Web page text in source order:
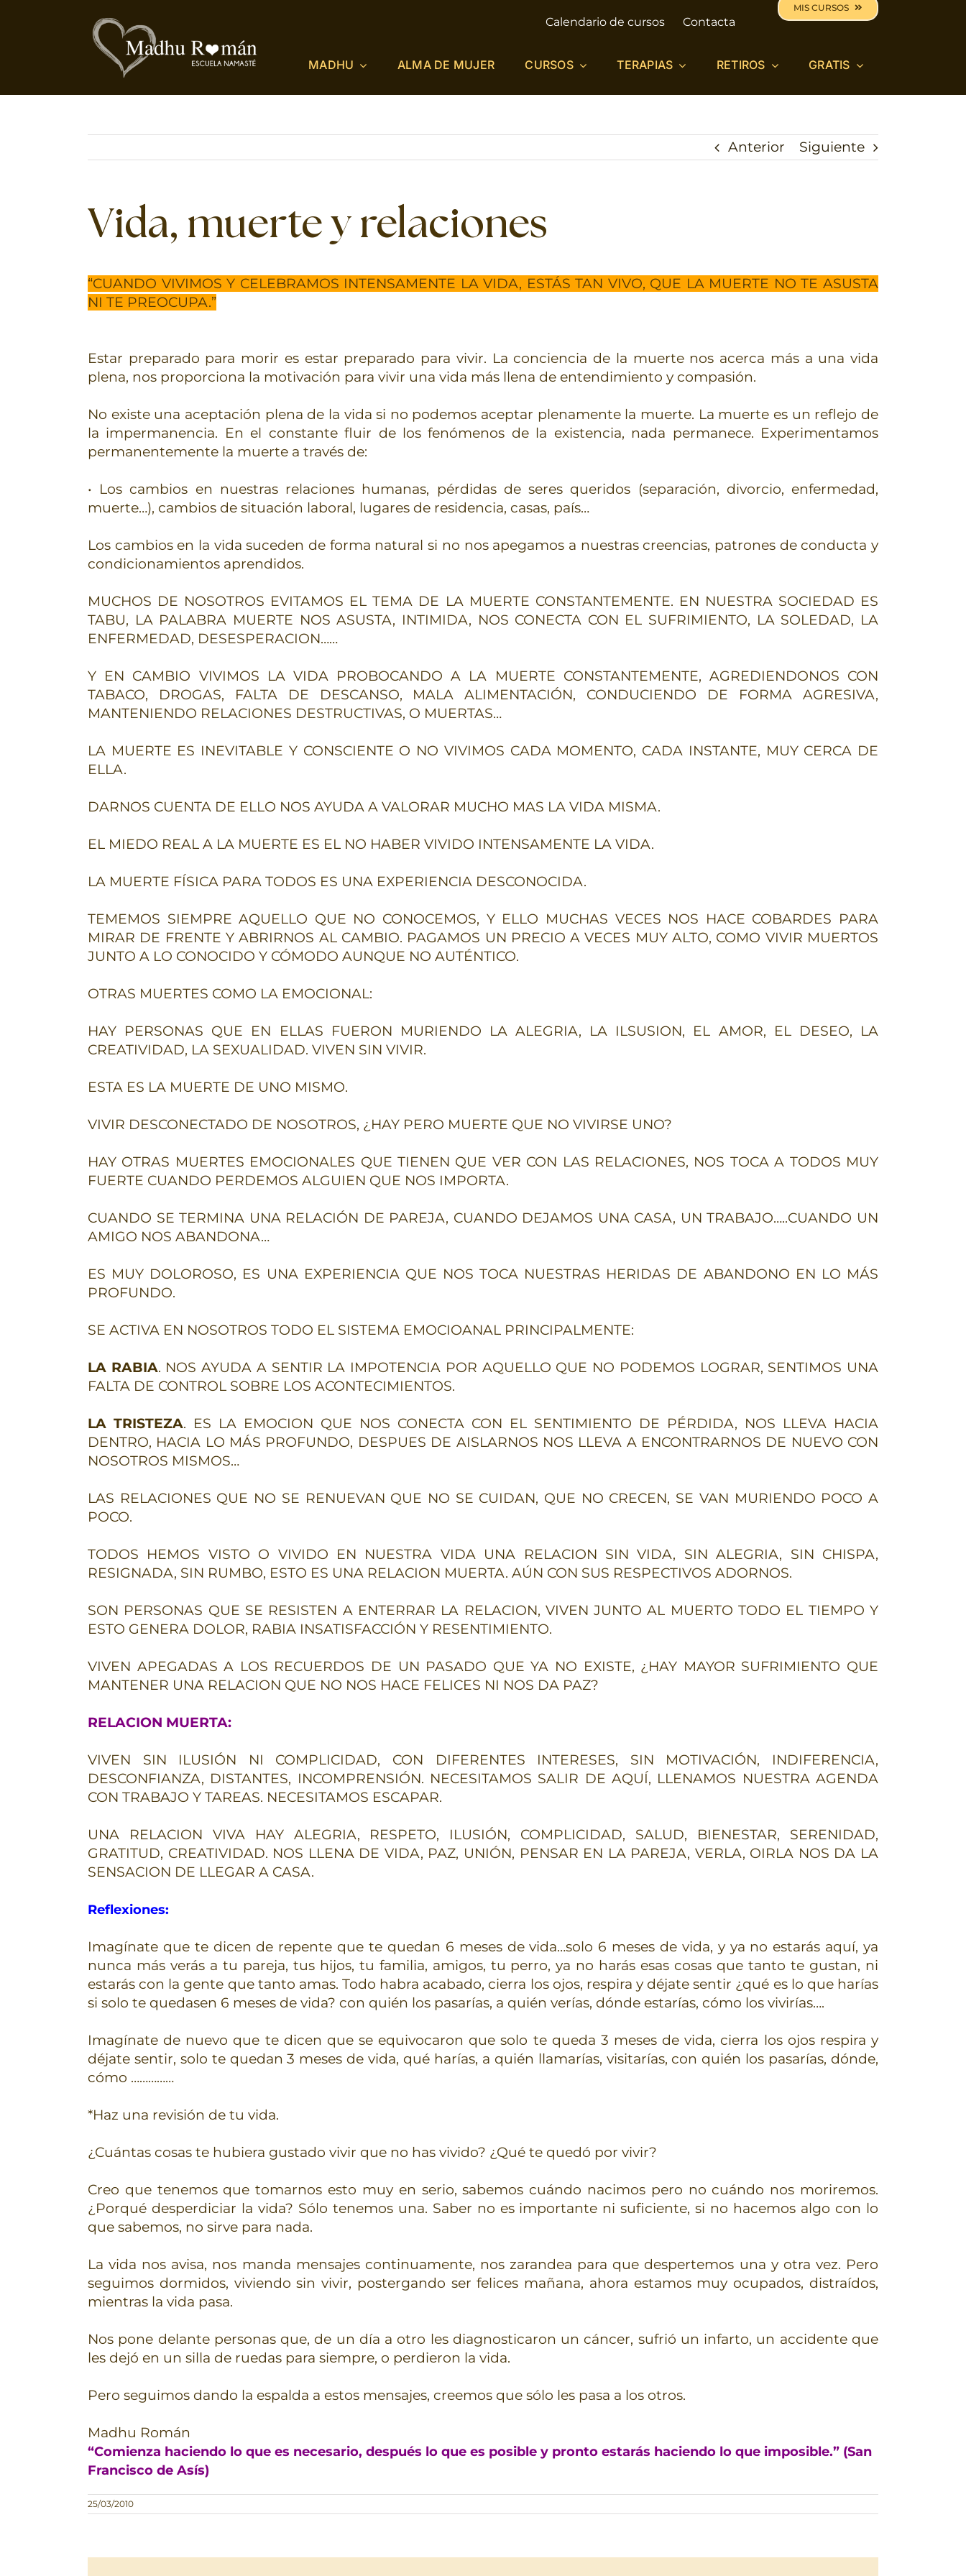
Calendario de cursos Contacta
MIS CURSOS
MADHU ALMA DE MUJER CURSOS TERAPIAS RETIROS GRATIS
Anterior Siguiente
Vida, muerte y relaciones
“CUANDO VIVIMOS Y CELEBRAMOS INTENSAMENTE LA VIDA, ESTÁS TAN VIVO, QUE LA MUERTE NO TE ASUSTA
NI TE PREOCUPA.”
Estar preparado para morir es estar preparado para vivir. La conciencia de la muerte nos acerca más a una vida
plena, nos proporciona la motivación para vivir una vida más llena de entendimiento y compasión.
No existe una aceptación plena de la vida si no podemos aceptar plenamente la muerte. La muerte es un reflejo de
la impermanencia. En el constante fluir de los fenómenos de la existencia, nada permanece. Experimentamos
permanentemente la muerte a través de:
• Los cambios en nuestras relaciones humanas, pérdidas de seres queridos (separación, divorcio, enfermedad,
muerte…), cambios de situación laboral, lugares de residencia, casas, país…
Los cambios en la vida suceden de forma natural si no nos apegamos a nuestras creencias, patrones de conducta y
condicionamientos aprendidos.
MUCHOS DE NOSOTROS EVITAMOS EL TEMA DE LA MUERTE CONSTANTEMENTE. EN NUESTRA SOCIEDAD ES
TABU, LA PALABRA MUERTE NOS ASUSTA, INTIMIDA, NOS CONECTA CON EL SUFRIMIENTO, LA SOLEDAD, LA
ENFERMEDAD, DESESPERACION……
Y EN CAMBIO VIVIMOS LA VIDA PROBOCANDO A LA MUERTE CONSTANTEMENTE, AGREDIENDONOS CON
TABACO, DROGAS, FALTA DE DESCANSO, MALA ALIMENTACIÓN, CONDUCIENDO DE FORMA AGRESIVA,
MANTENIENDO RELACIONES DESTRUCTIVAS, O MUERTAS…
LA MUERTE ES INEVITABLE Y CONSCIENTE O NO VIVIMOS CADA MOMENTO, CADA INSTANTE, MUY CERCA DE
ELLA.
DARNOS CUENTA DE ELLO NOS AYUDA A VALORAR MUCHO MAS LA VIDA MISMA.
EL MIEDO REAL A LA MUERTE ES EL NO HABER VIVIDO INTENSAMENTE LA VIDA.
LA MUERTE FÍSICA PARA TODOS ES UNA EXPERIENCIA DESCONOCIDA.
TEMEMOS SIEMPRE AQUELLO QUE NO CONOCEMOS, Y ELLO MUCHAS VECES NOS HACE COBARDES PARA
MIRAR DE FRENTE Y ABRIRNOS AL CAMBIO. PAGAMOS UN PRECIO A VECES MUY ALTO, COMO VIVIR MUERTOS
JUNTO A LO CONOCIDO Y CÓMODO AUNQUE NO AUTÉNTICO.
OTRAS MUERTES COMO LA EMOCIONAL:
HAY PERSONAS QUE EN ELLAS FUERON MURIENDO LA ALEGRIA, LA ILSUSION, EL AMOR, EL DESEO, LA
CREATIVIDAD, LA SEXUALIDAD. VIVEN SIN VIVIR.
ESTA ES LA MUERTE DE UNO MISMO.
VIVIR DESCONECTADO DE NOSOTROS, ¿HAY PERO MUERTE QUE NO VIVIRSE UNO?
HAY OTRAS MUERTES EMOCIONALES QUE TIENEN QUE VER CON LAS RELACIONES, NOS TOCA A TODOS MUY
FUERTE CUANDO PERDEMOS ALGUIEN QUE NOS IMPORTA.
CUANDO SE TERMINA UNA RELACIÓN DE PAREJA, CUANDO DEJAMOS UNA CASA, UN TRABAJO…..CUANDO UN
AMIGO NOS ABANDONA…
ES MUY DOLOROSO, ES UNA EXPERIENCIA QUE NOS TOCA NUESTRAS HERIDAS DE ABANDONO EN LO MÁS
PROFUNDO.
SE ACTIVA EN NOSOTROS TODO EL SISTEMA EMOCIOANAL PRINCIPALMENTE:
LA RABIA. NOS AYUDA A SENTIR LA IMPOTENCIA POR AQUELLO QUE NO PODEMOS LOGRAR, SENTIMOS UNA
FALTA DE CONTROL SOBRE LOS ACONTECIMIENTOS.
LA TRISTEZA. ES LA EMOCION QUE NOS CONECTA CON EL SENTIMIENTO DE PÉRDIDA, NOS LLEVA HACIA
DENTRO, HACIA LO MÁS PROFUNDO, DESPUES DE AISLARNOS NOS LLEVA A ENCONTRARNOS DE NUEVO CON
NOSOTROS MISMOS…
LAS RELACIONES QUE NO SE RENUEVAN QUE NO SE CUIDAN, QUE NO CRECEN, SE VAN MURIENDO POCO A
POCO.
TODOS HEMOS VISTO O VIVIDO EN NUESTRA VIDA UNA RELACION SIN VIDA, SIN ALEGRIA, SIN CHISPA,
RESIGNADA, SIN RUMBO, ESTO ES UNA RELACION MUERTA. AÚN CON SUS RESPECTIVOS ADORNOS.
SON PERSONAS QUE SE RESISTEN A ENTERRAR LA RELACION, VIVEN JUNTO AL MUERTO TODO EL TIEMPO Y
ESTO GENERA DOLOR, RABIA INSATISFACCIÓN Y RESENTIMIENTO.
VIVEN APEGADAS A LOS RECUERDOS DE UN PASADO QUE YA NO EXISTE, ¿HAY MAYOR SUFRIMIENTO QUE
MANTENER UNA RELACION QUE NO NOS HACE FELICES NI NOS DA PAZ?
RELACION MUERTA:
VIVEN SIN ILUSIÓN NI COMPLICIDAD, CON DIFERENTES INTERESES, SIN MOTIVACIÓN, INDIFERENCIA,
DESCONFIANZA, DISTANTES, INCOMPRENSIÓN. NECESITAMOS SALIR DE AQUÍ, LLENAMOS NUESTRA AGENDA
CON TRABAJO Y TAREAS. NECESITAMOS ESCAPAR.
UNA RELACION VIVA HAY ALEGRIA, RESPETO, ILUSIÓN, COMPLICIDAD, SALUD, BIENESTAR, SERENIDAD,
GRATITUD, CREATIVIDAD. NOS LLENA DE VIDA, PAZ, UNIÓN, PENSAR EN LA PAREJA, VERLA, OIRLA NOS DA LA
SENSACION DE LLEGAR A CASA.
Reflexiones:
Imagínate que te dicen de repente que te quedan 6 meses de vida…solo 6 meses de vida, y ya no estarás aquí, ya
nunca más verás a tu pareja, tus hijos, tu familia, amigos, tu perro, ya no harás esas cosas que tanto te gustan, ni
estarás con la gente que tanto amas. Todo habra acabado, cierra los ojos, respira y déjate sentir ¿qué es lo que harías
si solo te quedasen 6 meses de vida? con quién los pasarías, a quién verías, dónde estarías, cómo los vivirías….
Imagínate de nuevo que te dicen que se equivocaron que solo te queda 3 meses de vida, cierra los ojos respira y
déjate sentir, solo te quedan 3 meses de vida, qué harías, a quién llamarías, visitarías, con quién los pasarías, dónde,
cómo ……………
*Haz una revisión de tu vida.
¿Cuántas cosas te hubiera gustado vivir que no has vivido? ¿Qué te quedó por vivir?
Creo que tenemos que tomarnos esto muy en serio, sabemos cuándo nacimos pero no cuándo nos moriremos.
¿Porqué desperdiciar la vida? Sólo tenemos una. Saber no es importante ni suficiente, si no hacemos algo con lo
que sabemos, no sirve para nada.
La vida nos avisa, nos manda mensajes continuamente, nos zarandea para que despertemos una y otra vez. Pero
seguimos dormidos, viviendo sin vivir, postergando ser felices mañana, ahora estamos muy ocupados, distraídos,
mientras la vida pasa.
Nos pone delante personas que, de un día a otro les diagnosticaron un cáncer, sufrió un infarto, un accidente que
les dejó en un silla de ruedas para siempre, o perdieron la vida.
Pero seguimos dando la espalda a estos mensajes, creemos que sólo les pasa a los otros.
Madhu Román
“Comienza haciendo lo que es necesario, después lo que es posible y pronto estarás haciendo lo que imposible.” (San
Francisco de Asís)
25/03/2010